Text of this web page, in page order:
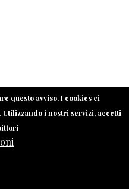
questo avviso. I cookies ci
i nostri servizi, accetti